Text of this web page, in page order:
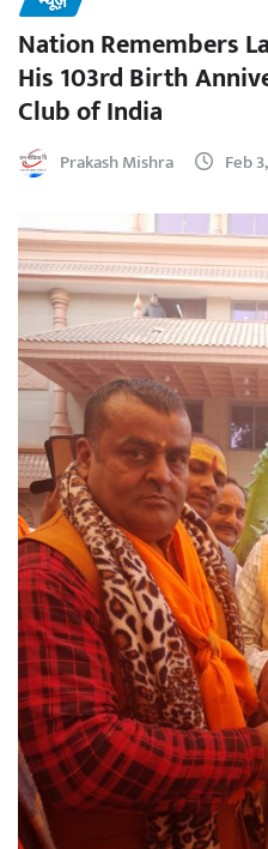
Nation Remembers
His 103rd Birth
Club of India
Prakash Mishra Feb